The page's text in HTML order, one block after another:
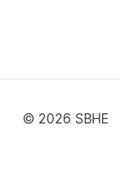
© 2026 SBHE